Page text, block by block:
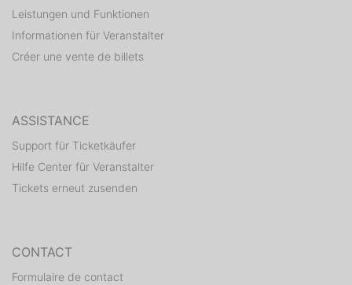
Leistungen und Funktionen
Informationen für Veranstalter
Créer une vente de billets
ASSISTANCE
Support für Ticketkäufer
Hilfe Center für Veranstalter
Tickets erneut zusenden
CONTACT
Formulaire de contact